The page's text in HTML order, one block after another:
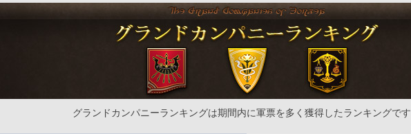
グランドカンパニーランキングは期間内に軍票を多く獲得したランキングです